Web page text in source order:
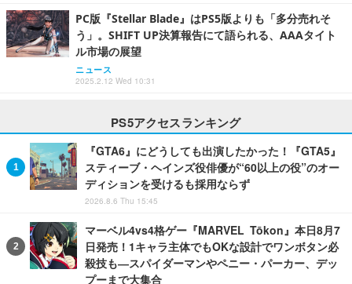
PC版『Stellar Blade』はPS5版よりも「多分売れそ
う」。SHIFT UP決算報告にて語られる、AAAタイト
ル市場の展望
ニュース
2025.2.12 Wed 10:31
PS5アクセスランキング
『GTA6』にどうしても出演したかった！『GTA5』
スティーブ・ヘインズ役俳優が“60以上の役”のオー
ディションを受けるも採用ならず
2026.8.6 Thu 15:45
マーベル4vs4格ゲー『MARVEL Tōkon』本日8月7
日発売！1キャラ主体でもOKな設計でワンボタン必
殺技も―スパイダーマンやペニー・パーカー、デッ
プーまで大集合